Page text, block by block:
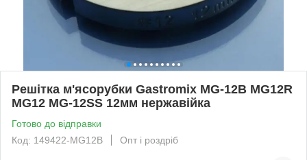
Решітка м'ясорубки Gastromix MG-12B MG12R
MG12 MG-12SS 12мм нержавійка
Готово до відправки
Код: 149422-MG12B
Опт і роздріб